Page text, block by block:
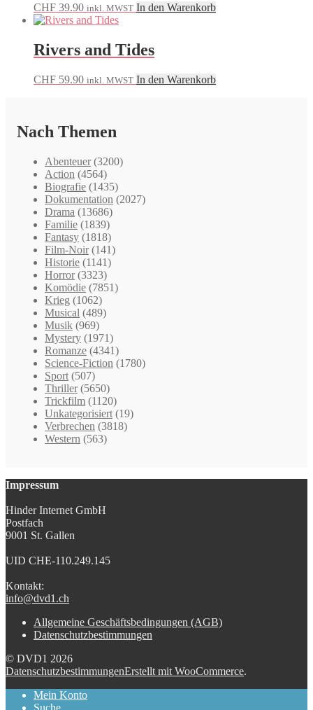
CHF 39.90 inkl. MWST In den Warenkorb
Rivers and Tides
CHF 59.90 inkl. MWST In den Warenkorb
Nach Themen
Abenteuer (3200)
Action (4564)
Biografie (1435)
Dokumentation (2027)
Drama (13686)
Familie (1839)
Fantasy (1818)
Film-Noir (141)
Historie (1141)
Horror (3323)
Komödie (7851)
Krieg (1062)
Musical (489)
Musik (969)
Mystery (1971)
Romanze (4341)
Science-Fiction (1780)
Sport (507)
Thriller (5650)
Trickfilm (1120)
Unkategorisiert (19)
Verbrechen (3818)
Western (563)
Impressum
Hinder Internet GmbH
Postfach
9001 St. Gallen
UID CHE-110.249.145
Kontakt:
info@dvd1.ch
Allgemeine Geschäftsbedingungen (AGB)
Datenschutzbestimmungen
© DVD1 2026
DatenschutzbestimmungenErstellt mit WooCommerce.
Mein Konto
Suche